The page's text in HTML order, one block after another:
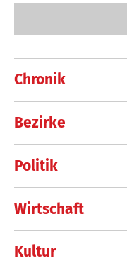
Chronik
Bezirke
Politik
Wirtschaft
Kultur